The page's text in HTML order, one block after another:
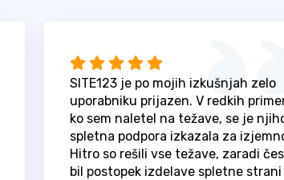
SITE123 je po mojih izkušnjah zelo
uporabniku prijazen. V redkih
ko sem naletel na težave, se je
spletna podpora izkazala za
Hitro so rešili vse težave, zaradi
bil postopek izdelave spletne strani